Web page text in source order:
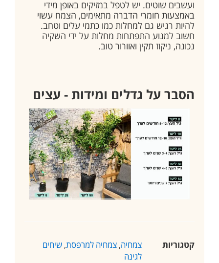
ועשבים שוטים. יש לטפל במזיקים באופן מידי
באמצעות חומרי הדברה מתאימים, הצמח עשוי
להיות רגיש גם למחלות כמו כתמי עלים וטחב.
חשוב למנוע התפתחות מחלות על ידי השקיה
נכונה, ניקוז תקין ואוורור טוב.
הסבר על גדלים ומידות - עצים
קטגוריות צמחיה, צמחיה למרפסת, שיחים
לגינה